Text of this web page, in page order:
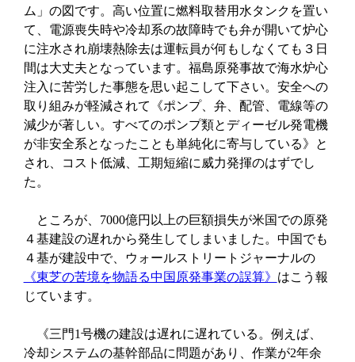
ム」の図です。高い位置に燃料取替用水タンクを置い
て、電源喪失時や冷却系の故障時でも弁が開いて炉心
に注水され崩壊熱除去は運転員が何もしなくても３日
間は大丈夫となっています。福島原発事故で海水炉心
注入に苦労した事態を思い起こして下さい。安全への
取り組みが軽減されて《ポンプ、弁、配管、電線等の
減少が著しい。すべてのポンプ類とディーゼル発電機
が非安全系となったことも単純化に寄与している》と
され、コスト低減、工期短縮に威力発揮のはずでし
た。
ところが、7000億円以上の巨額損失が米国での原発
４基建設の遅れから発生してしまいました。中国でも
４基が建設中で、ウォールストリートジャーナルの
《東芝の苦境を物語る中国原発事業の誤算》 はこう報
じています。
《三門1号機の建設は遅れに遅れている。例えば、
冷却システムの基幹部品に問題があり、作業が2年余